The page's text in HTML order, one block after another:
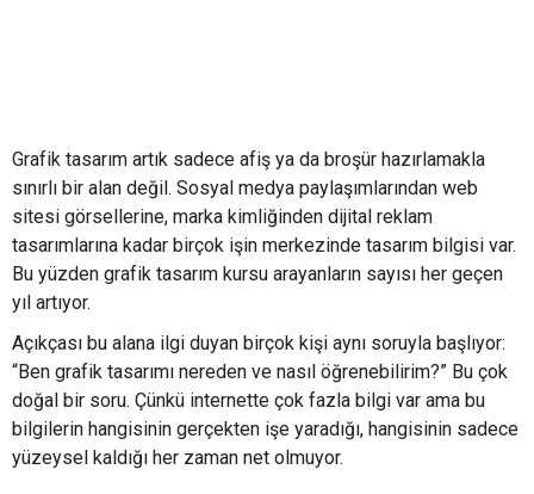
Grafik tasarım artık sadece afiş ya da broşür hazırlamakla
sınırlı bir alan değil. Sosyal medya paylaşımlarından web
sitesi görsellerine, marka kimliğinden dijital reklam
tasarımlarına kadar birçok işin merkezinde tasarım bilgisi var.
Bu yüzden grafik tasarım kursu arayanların sayısı her geçen
yıl artıyor.
Açıkçası bu alana ilgi duyan birçok kişi aynı soruyla başlıyor:
“Ben grafik tasarımı nereden ve nasıl öğrenebilirim?” Bu çok
doğal bir soru. Çünkü internette çok fazla bilgi var ama bu
bilgilerin hangisinin gerçekten işe yaradığı, hangisinin sadece
yüzeysel kaldığı her zaman net olmuyor.